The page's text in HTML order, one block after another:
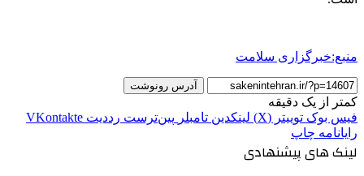
منبع:خبرگزاری سلامت
آدرس رونوشت
کمتر از یک دقیقه
فیس بوک توییتر (X) لینکدین ‫تامبلر ‫پین‌ترست ‫رددیت ‫VKontakte
رایانامه چاپ
لینک های پیشنهادی